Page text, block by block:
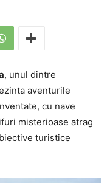
, unul dintre
aventurile
cu nave
misterioase atrag
turistice